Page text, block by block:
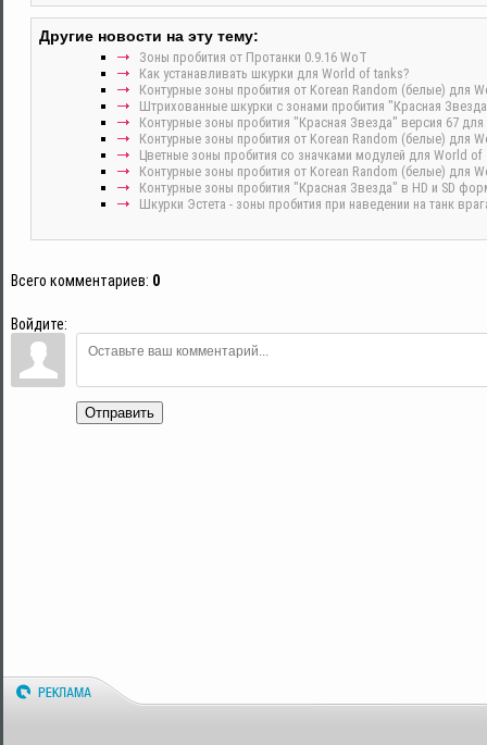
Другие новости на эту тему:
Зоны пробития от Протанки 0.9.16 WoT
Как устанавливать шкурки для World of tanks?
Контурные зоны пробития от Korean Random (белые) для
Штрихованные шкурки с зонами пробития "Красная
Контурные зоны пробития "Красная Звезда" версия 67
Контурные зоны пробития от Korean Random (белые) для
Цветные зоны пробития со значками модулей для World of
Контурные зоны пробития от Korean Random (белые) для
Контурные зоны пробития "Красная Звезда" в HD и SD
Шкурки Эстета - зоны пробития при наведении на танк
Всего комментариев: 0
Войдите:
Отправить